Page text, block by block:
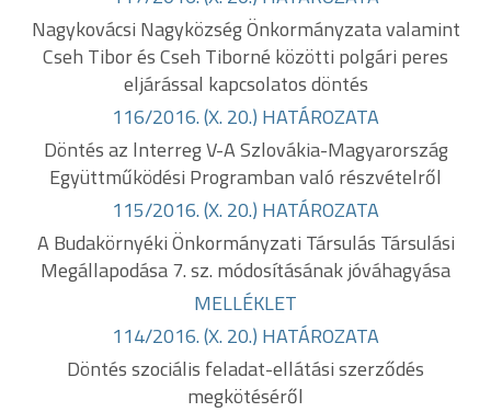
Nagykovácsi Nagyközség Önkormányzata valamint
Cseh Tibor és Cseh Tiborné közötti polgári peres
eljárással kapcsolatos döntés
116/2016. (X. 20.) HATÁROZATA
Döntés az lnterreg V-A Szlovákia-Magyarország
Együttműködési Programban való részvételről
115/2016. (X. 20.) HATÁROZATA
A Budakörnyéki Önkormányzati Társulás Társulási
Megállapodása 7. sz. módosításának jóváhagyása
MELLÉKLET
114/2016. (X. 20.) HATÁROZATA
Döntés szociális feladat-ellátási szerződés
megkötéséről